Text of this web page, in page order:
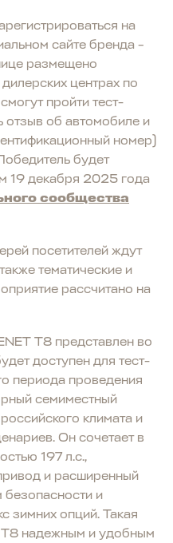
на
сайте бренда –
размещено
центрах по
пройти тест-
отзыв об автомобиле и
номер)
будет
19 декабря 2025 года
сообщества
посетителей ждут
тематические и
рассчитано на
T8 представлен во
доступен для тест-
периода проведения
семиместный
климата и
Он сочетает в
197 л.с.,
и расширенный
и
зимних опций. Такая
T8 надежным и удобным